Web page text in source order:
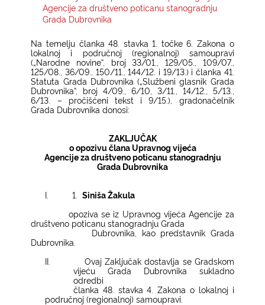
Agencije za društveno poticanu stanogradnju
Grada Dubrovnika
Na temelju članka 48. stavka 1. točke 6. Zakona o
lokalnoj i područnoj (regionalnoj) samoupravi
(„Narodne novine“, broj 33/01., 129/05., 109/07.,
125/08., 36/09., 150/11., 144/12. i 19/13.) i članka 41.
Statuta Grada Dubrovnika („Službeni glasnik Grada
Dubrovnika“, broj 4/09., 6/10, 3/11., 14/12., 5/13.,
6/13. – pročišćeni tekst i 9/15.), gradonačelnik
Grada Dubrovnika donosi:
ZAKLJUČAK
o opozivu člana Upravnog vijeća
Agencije za društveno poticanu stanogradnju
Grada Dubrovnika
I. 1.
Siniša Žakula
opoziva se iz Upravnog vijeća Agencije za
društveno poticanu stanogradnju Grada
Dubrovnika, kao predstavnik Grada
Dubrovnika.
II.
Ovaj Zaključak dostavlja se Gradskom
vijeću Grada Dubrovnika sukladno
odredbi
članka 48. stavka 4. Zakona o lokalnoj i
područnoj (regionalnoj) samoupravi.